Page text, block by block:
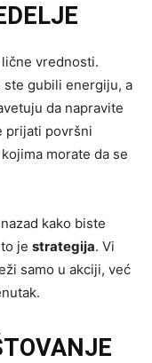
vrednosti.
ste gubili energiju, a
da napravite
prijati površni
morate da se
kako biste
je strategija. Vi
samo u akciji, već